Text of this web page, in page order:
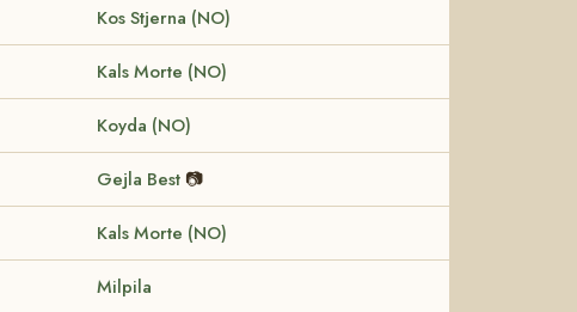
Kos Stjerna (NO)
Kals Morte (NO)
Koyda (NO)
Gejla Best 📷
Kals Morte (NO)
Milpila